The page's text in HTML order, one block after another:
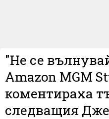
"Не се
Amazon MGM
коментираха
следващия